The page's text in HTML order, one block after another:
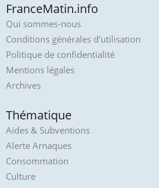
FranceMatin.info
Qui sommes-nous
Conditions générales d'utilisation
Politique de confidentialité
Mentions légales
Archives
Thématique
Aides & Subventions
Alerte Arnaques
Consommation
Culture